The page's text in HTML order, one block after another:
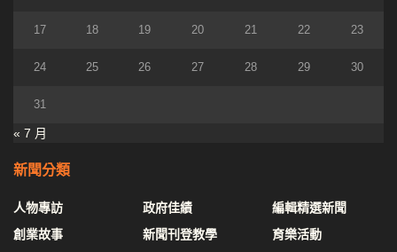
17 18 19 20 21 22 23
24 25 26 27 28 29 30
31
« 7 月
新聞分類
人物專訪
創業故事
政府佳績
新聞刊登教學
編輯精選新聞
育樂活動